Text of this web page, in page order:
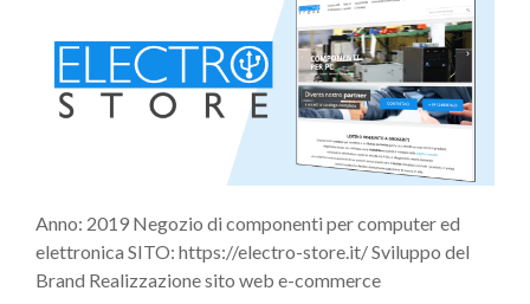
Anno: 2019 Negozio di componenti per computer ed
elettronica SITO: https://electro-store.it/ Sviluppo del
Brand Realizzazione sito web e-commerce